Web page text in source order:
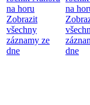
na horu
Zobrazit
všechny
záznamy ze
dne
na
dne